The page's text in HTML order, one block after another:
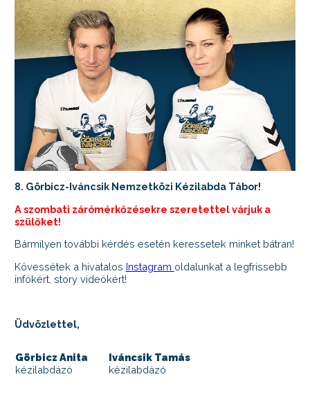
8. Görbicz-Iváncsik Nemzetközi Kézilabda Tábor!
A szombati zárómérkőzésekre szeretettel várjuk a
szülőket!
Bármilyen további kérdés esetén keressetek minket bátran!
Kövessétek a hivatalos Instagram oldalunkat a legfrissebb
infókért, story videókért!
Üdvözlettel,
Görbicz Anita
kézilabdázó
Iváncsik Tamás
kézilabdázó